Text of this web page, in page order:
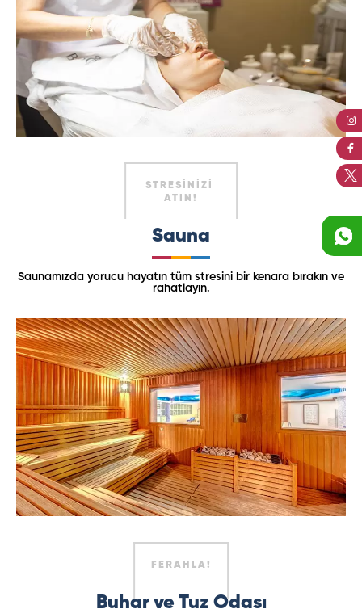
STRESİNİZİ
ATIN!
Sauna
Saunamızda yorucu hayatın tüm stresini bir kenara bırakın ve
rahatlayın.
FERAHLA!
Buhar ve Tuz Odası